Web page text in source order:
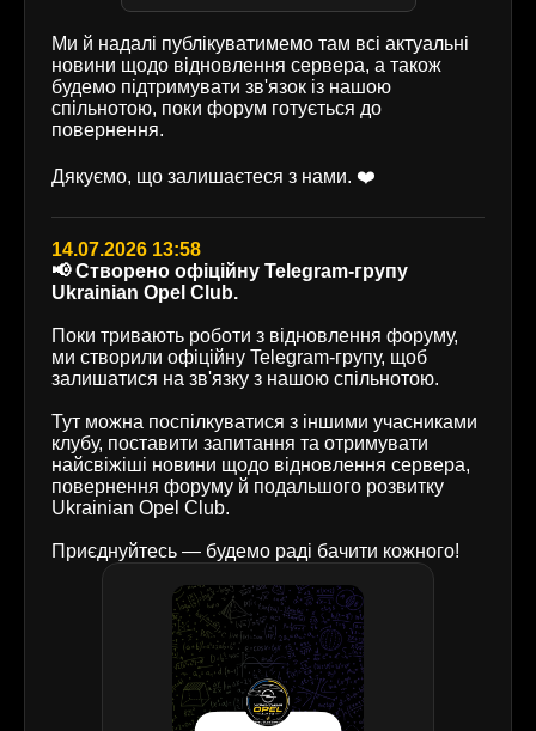
Ми й надалі публікуватимемо там всі актуальні
новини щодо відновлення сервера, а також
будемо підтримувати зв'язок із нашою
спільнотою, поки форум готується до
повернення.
Дякуємо, що залишаєтеся з нами. ❤️
14.07.2026 13:58
📢 Створено офіційну Telegram-групу
Ukrainian Opel Club.
Поки тривають роботи з відновлення форуму,
ми створили офіційну Telegram-групу, щоб
залишатися на зв'язку з нашою спільнотою.
Тут можна поспілкуватися з іншими учасниками
клубу, поставити запитання та отримувати
найсвіжіші новини щодо відновлення сервера,
повернення форуму й подальшого розвитку
Ukrainian Opel Club.
Приєднуйтесь — будемо раді бачити кожного!